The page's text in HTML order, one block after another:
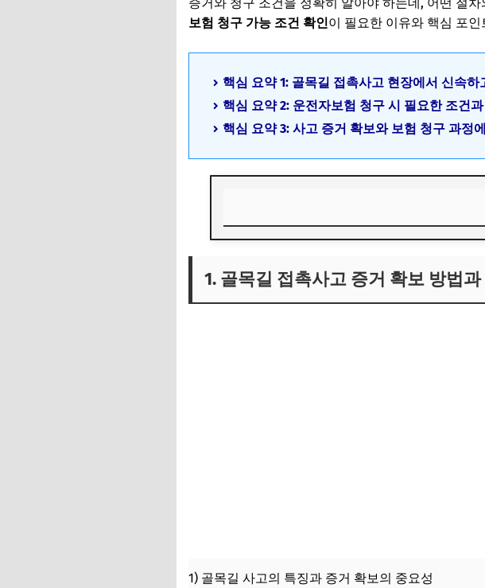
보험 청구 가능 조건 확인이 필요한 이유와 핵심 포
핵심 요약 1: 골목길 접촉사고 현장에서 신속
핵심 요약 2: 운전자보험 청구 시 필요한 조건
핵심 요약 3: 사고 증거 확보와 보험 청구 과정
1) 골목길 사고의 특징과 증거 확보의 중요
1. 골목길 접촉사고 증거 확보 방법
1) 골목길 사고의 특징과 증거 확보의 중요성